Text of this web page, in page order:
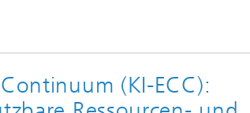
(KI-ECC):